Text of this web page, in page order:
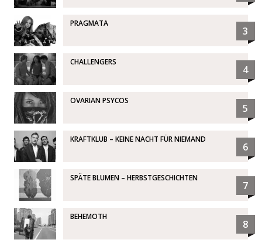
PRAGMATA
3
CHALLENGERS
4
OVARIAN PSYCOS
5
KRAFTKLUB – KEINE NACHT FÜR NIEMAND
6
SPÄTE BLUMEN – HERBSTGESCHICHTEN
7
BEHEMOTH
8